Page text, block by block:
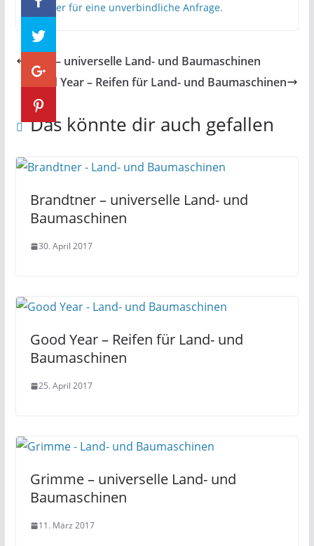
Sie hier für eine unverbindliche Anfrage.
Ford – universelle Land- und Baumaschinen
Good Year – Reifen für Land- und Baumaschinen
Das könnte dir auch gefallen
Brandtner – universelle Land- und
Baumaschinen
30. April 2017
Good Year – Reifen für Land- und
Baumaschinen
25. April 2017
Grimme – universelle Land- und
Baumaschinen
11. März 2017